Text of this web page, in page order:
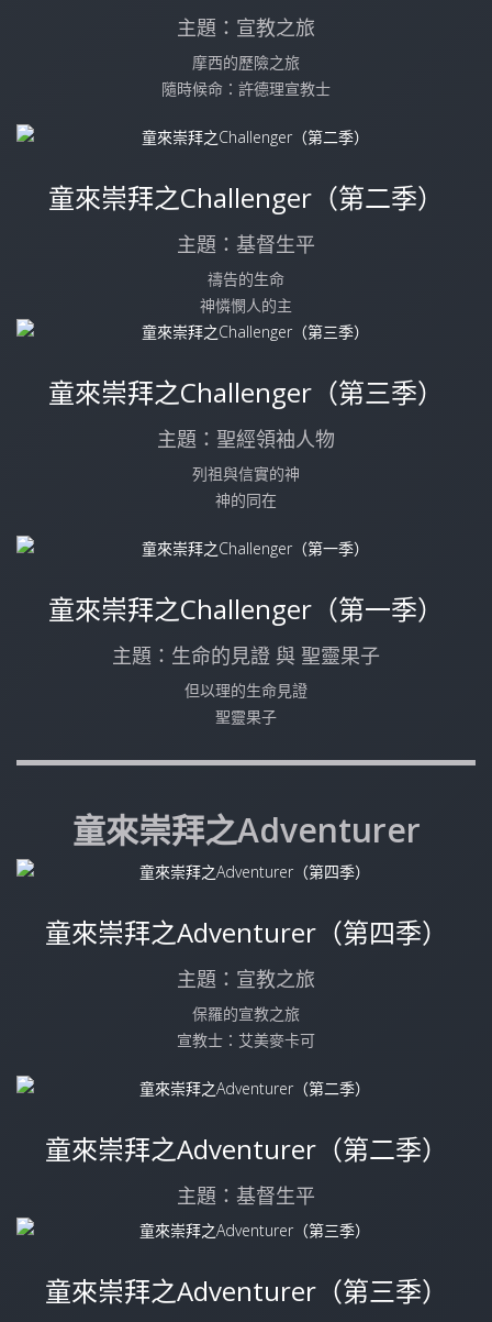
主題：宣教之旅
摩西的歷險之旅
隨時候命：許德理宣教士
童來崇拜之Challenger（第二季）
主題：基督生平
禱告的生命
神憐憫人的主
童來崇拜之Challenger（第三季）
主題：聖經領袖人物
列祖與信實的神
神的同在
童來崇拜之Challenger（第一季）
主題：生命的見證 與 聖靈果子
但以理的生命見證
聖靈果子
童來崇拜之Adventurer
童來崇拜之Adventurer（第四季）
主題：宣教之旅
保羅的宣教之旅
宣教士：艾美麥卡可
童來崇拜之Adventurer（第二季）
主題：基督生平
童來崇拜之Adventurer（第三季）